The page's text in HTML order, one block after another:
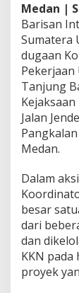
Medan |
Barisan
Sumatera
dugaan
Pekerjaan
Tanjung
Jalan
Medan.
Dalam
besar
dari
dan
KKN
proyek